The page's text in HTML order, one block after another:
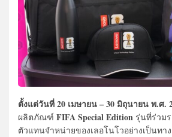
ตั้งแต่วันที่ 20 เมษายน – 30 มิถุนายน พ.ศ.
ผลิตภัณฑ์ FIFA Special Edition รุ่นที่ร่วม
ตัวแทนจำหน่ายของเลอโนโวอย่างเป็นทา